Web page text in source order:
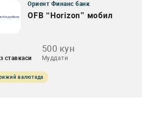
Ориент Финанс банк
OFB “Horizon” мобил
ставкаси
500 кун
Муддати
валютада